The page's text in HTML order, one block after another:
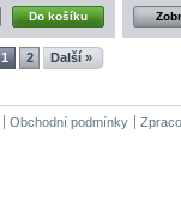
Do košíku
1 2 Další »
Obchodní podmínky